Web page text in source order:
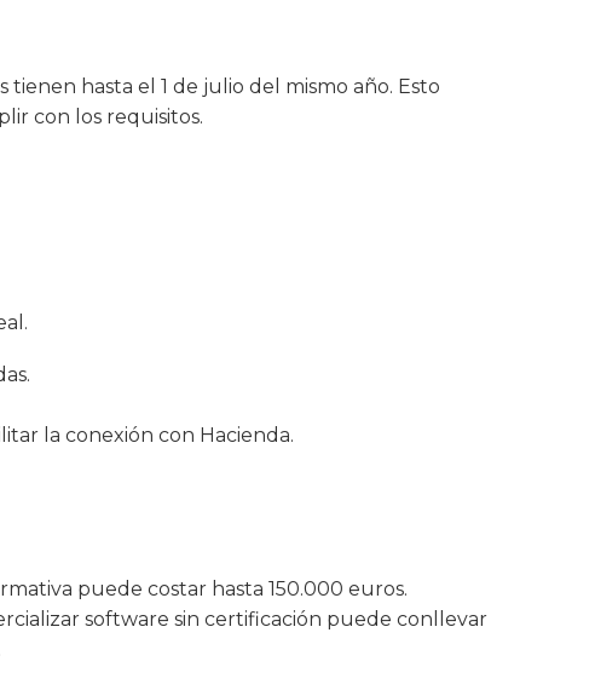
hasta el 1 de julio del mismo año. Esto
con los requisitos.
la conexión con Hacienda.
puede costar hasta 150.000 euros.
software sin certificación puede conllevar